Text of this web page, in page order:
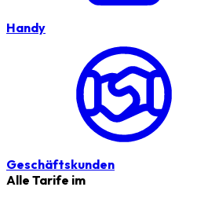
Handy
Geschäftskunden
Alle Tarife im